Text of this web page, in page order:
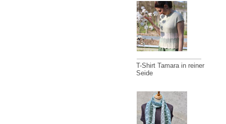
T-Shirt Tamara in reiner
Seide